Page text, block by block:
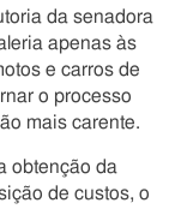
da senadora
apenas às
e carros de
o processo
mais carente.
obtenção da
de custos, o